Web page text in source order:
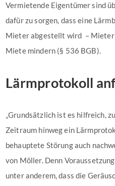
Vermietende Eigentümer sind
dafür zu sorgen, dass eine
Mieter abgestellt wird – Mieter
Miete mindern (§ 536 BGB).
Lärmprotokoll
„Grundsätzlich ist es hilfreich,
Zeitraum hinweg ein
behauptete Störung auch
von Möller. Denn
unter anderem, dass die